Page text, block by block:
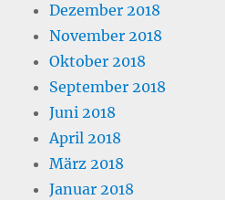
Dezember 2018
November 2018
Oktober 2018
September 2018
Juni 2018
April 2018
März 2018
Januar 2018